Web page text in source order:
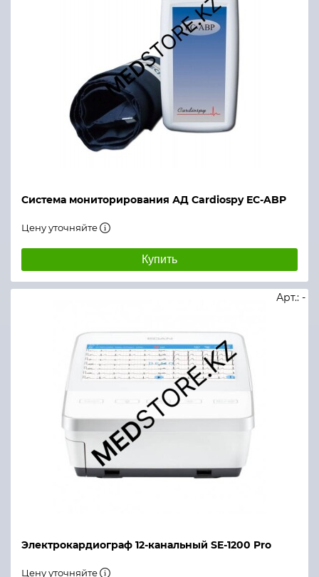
Система мониторирования АД Cardiospy EC-ABP
Цену уточняйте
Купить
Электрокардиограф 12-канальный SE-1200 Pro
Арт.: -
Цену уточняйте